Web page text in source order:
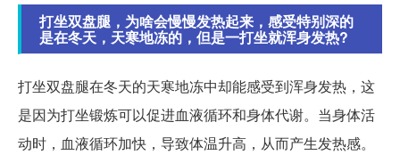
打坐双盘腿，为啥会慢慢发热起来，感受特别深的
是在冬天，天寒地冻的，但是一打坐就浑身发热?
打坐双盘腿在冬天的天寒地冻中却能感受到浑身发热，这
是因为打坐锻炼可以促进血液循环和身体代谢。当身体活
动时，血液循环加快，导致体温升高，从而产生发热感。